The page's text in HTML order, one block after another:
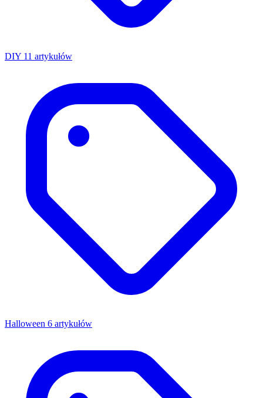
DIY 11 artykułów
Halloween 6 artykułów